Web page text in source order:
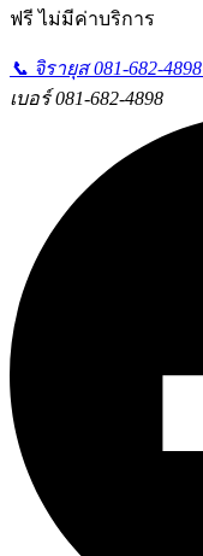
ฟรี ไม่มีค่าบริการ
📞 จิรายุส 081-682-4898
เบอร์ 081-682-4898